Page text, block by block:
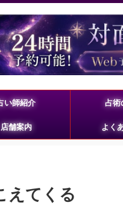
い師紹介 占術
店舗案内 よく
えてくる